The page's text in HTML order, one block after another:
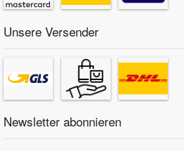
Unsere Versender
Newsletter abonnieren